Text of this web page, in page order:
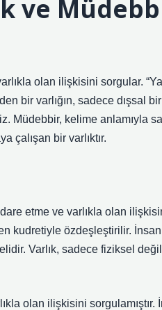
ve
olan ilişkisini sorgular.
bir varlığın, sadece dışsal
Müdebbir, kelime anlamıyla
çalışan bir varlıktır.
etme ve varlıkla olan
kudretiyle özdeşleştirilir.
Varlık, sadece fiziksel
olan ilişkisini sorgulamıştır.